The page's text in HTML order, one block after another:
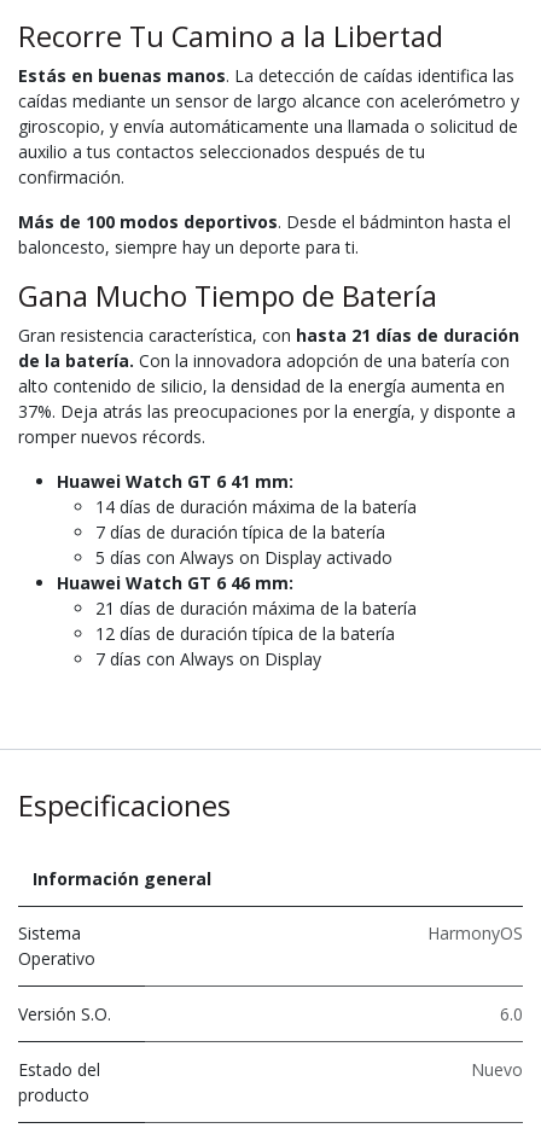
Recorre Tu Camino a la Libertad
Estás en buenas manos. La detección de caídas identifica las
caídas mediante un sensor de largo alcance con acelerómetro y
giroscopio, y envía automáticamente una llamada o solicitud de
auxilio a tus contactos seleccionados después de tu
confirmación.
Más de 100 modos deportivos. Desde el bádminton hasta el
baloncesto, siempre hay un deporte para ti.
Gana Mucho Tiempo de Batería
Gran resistencia característica, con hasta 21 días de duración
de la batería. Con la innovadora adopción de una batería con
alto contenido de silicio, la densidad de la energía aumenta en
37%. Deja atrás las preocupaciones por la energía, y disponte a
romper nuevos récords.
Huawei Watch GT 6 41 mm:
14 días de duración máxima de la batería
7 días de duración típica de la batería
5 días con Always on Display activado
Huawei Watch GT 6 46 mm:
21 días de duración máxima de la batería
12 días de duración típica de la batería
7 días con Always on Display
Especificaciones
Información general
Sistema
Operativo
HarmonyOS
Versión S.O. 6.0
Estado del
producto
Nuevo